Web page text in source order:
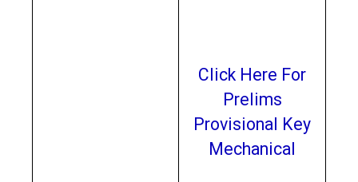
Click Here For
Prelims
Provisional Key
Mechanical